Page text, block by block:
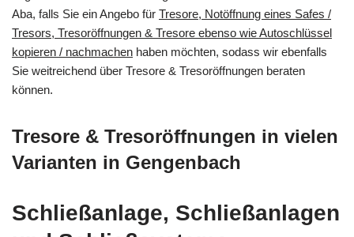
Aba, falls Sie ein Angebo für Tresore, Notöffnung eines Safes /
Tresors, Tresoröffnungen & Tresore ebenso wie Autoschlüssel
kopieren / nachmachen haben möchten, sodass wir ebenfalls
Sie weitreichend über Tresore & Tresoröffnungen beraten
können.
Tresore & Tresoröffnungen in vielen
Varianten in Gengenbach
Schließanlage, Schließanlagen